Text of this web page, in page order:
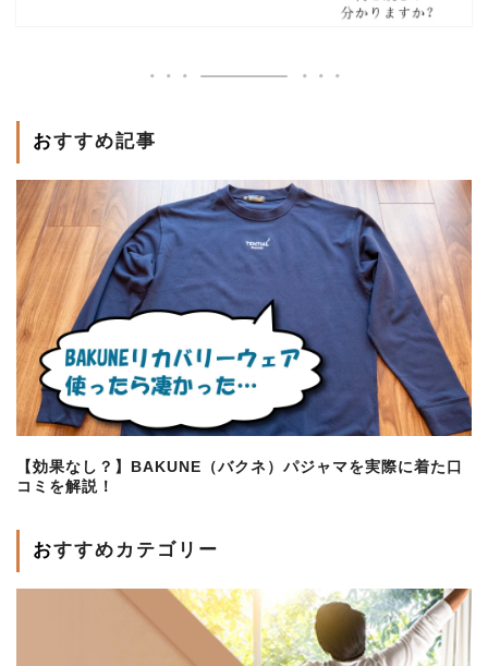
おすすめ記事
【効果なし？】BAKUNE（バクネ）パジャマを実際に着た口
コミを解説！
おすすめカテゴリー